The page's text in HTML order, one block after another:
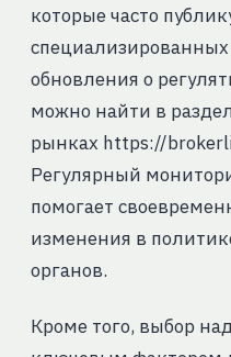
которые часто
обновления о
можно найти в
рынках https://
Регулярный
помогает
изменения в
органов.
Кроме того, выбор